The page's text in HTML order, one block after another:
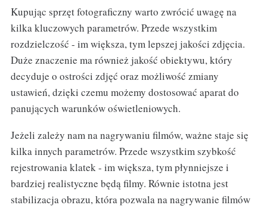
Kupując sprzęt fotograficzny warto zwrócić uwagę na
kilka kluczowych parametrów. Przede wszystkim
rozdzielczość - im większa, tym lepszej jakości zdjęcia.
Duże znaczenie ma również jakość obiektywu, który
decyduje o ostrości zdjęć oraz możliwość zmiany
ustawień, dzięki czemu możemy dostosować aparat do
panujących warunków oświetleniowych.
Jeżeli zależy nam na nagrywaniu filmów, ważne staje się
kilka innych parametrów. Przede wszystkim szybkość
rejestrowania klatek - im większa, tym płynniejsze i
bardziej realistyczne będą filmy. Równie istotna jest
stabilizacja obrazu, która pozwala na nagrywanie filmów